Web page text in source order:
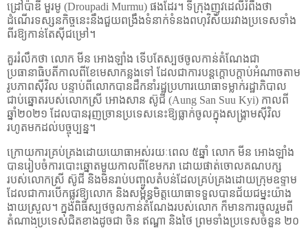
ដ្រៅប៉ាឌី មួរមូ (Droupadi Murmu) ផងដែរ។ ទីក្រុងញូវដេលីរំពឹងថា
ដំណើរទស្សនកិច្ចនេះនឹងជួយពង្រឹងទំនាក់ទំនងពហុវិស័យរវាងប្រទេសទាំង
ពីរឱ្យកាន់តែស៊ីជម្រៅ។
គួររំលឹកថា លោក មីន អោងឡាំង ទើបតែស្បថចូលកាន់តំណែងជា
ប្រធានាធិបតីកាលពីខែមេសាកន្លងទៅ ដែលជាការបន្តក្តោបក្តាប់អំណាចតាម
រូបភាពស៊ីវិល បន្ទាប់ពីលោកបានដឹកនាំរដ្ឋប្រហារយោធាទម្លាក់រដ្ឋាភិបាល
ជាប់ឆ្នោតរបស់លោកស្រី អោងសាន ស៊ូជី (Aung San Suu Kyi) កាលពី
ឆ្នាំ២០២១ ដែលបានរុញច្រានប្រទេសនេះឱ្យធ្លាក់ចូលក្នុងសង្គ្រាមស៊ីវិល
រហូតមកដល់បច្ចុប្បន្ន។
ក្រោយការគ្រប់គ្រងដោយយោធាអស់រយៈពេល ៥ឆ្នាំ លោក មីន អោងឡាំង
បានរៀបចំការបោះឆ្នោតមួយកាលពីខែមករា ដោយផាត់ចោលគណបក្ស
របស់លោកស្រី ស៊ូជី និងមិនរាប់បញ្ចូលតំបន់ដែលគ្រប់គ្រងដោយក្រុមឧទ្ទាម
ដែលជាការបើកផ្លូវឱ្យលោក និងសម្ព័ន្ធមិត្តយោធាទទួលបានជ័យជម្នះយ៉ាង
ងាយស្រួល។ ក្នុងពិធីស្បថចូលកាន់តំណែងរបស់លោក ក៏មានការចូលរួមពី
តំណាងប្រទេសជិតខាងដូចជា ចិន ឥណ្ឌា និងថៃ ព្រមទាំងប្រទេសចំនួន ២០